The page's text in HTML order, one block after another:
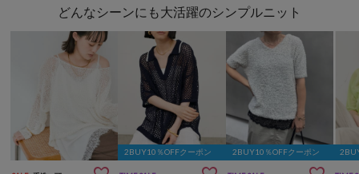
どんなシーンにも大活躍のシンプルニット
2BUY10％OFFクーポン 2BUY10％OFFクーポン